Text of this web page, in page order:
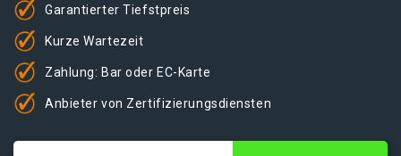
Garantierter Tiefstpreis
Kurze Wartezeit
Zahlung: Bar oder EC-Karte
Anbieter von Zertifizierungsdiensten